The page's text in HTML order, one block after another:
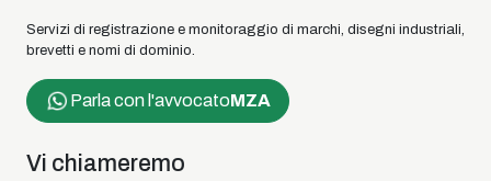
Servizi di registrazione e monitoraggio di marchi, disegni industriali,
brevetti e nomi di dominio.
Parla con l'avvocatoMZA
Vi chiameremo